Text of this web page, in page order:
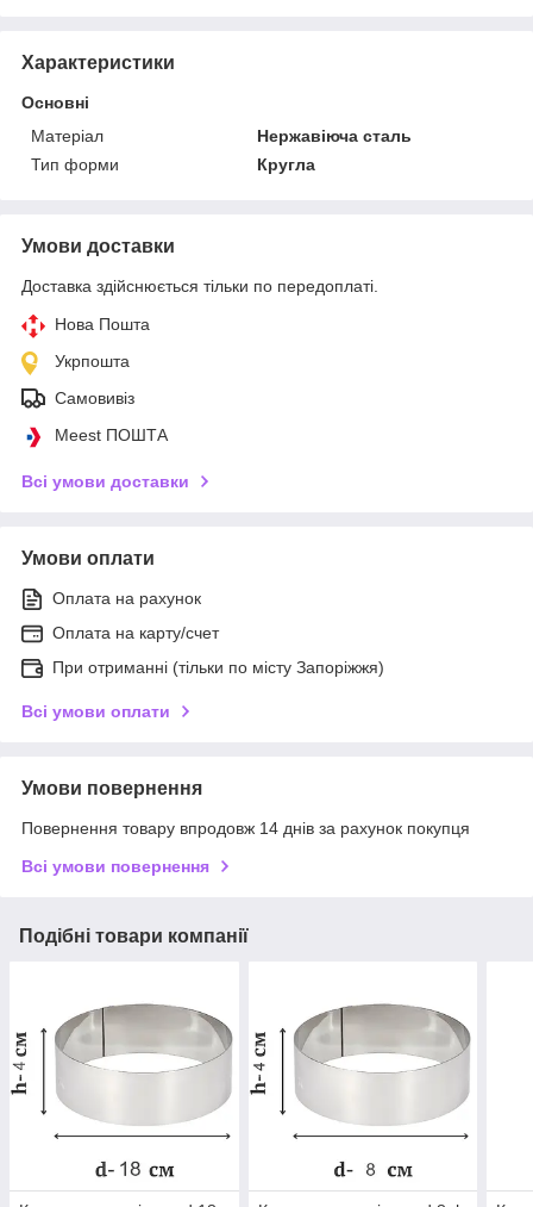
Характеристики
Основні
Матеріал
Нержавіюча сталь
Тип форми
Кругла
Умови доставки
Доставка здійснюється тільки по передоплаті.
Нова Пошта
Укрпошта
Самовивіз
Meest ПОШТА
Всі умови доставки
Умови оплати
Оплата на рахунок
Оплата на карту/счет
При отриманні (тільки по місту Запоріжжя)
Всі умови оплати
Умови повернення
Повернення товару впродовж 14 днів за рахунок покупця
Всі умови повернення
Подібні товари компанії